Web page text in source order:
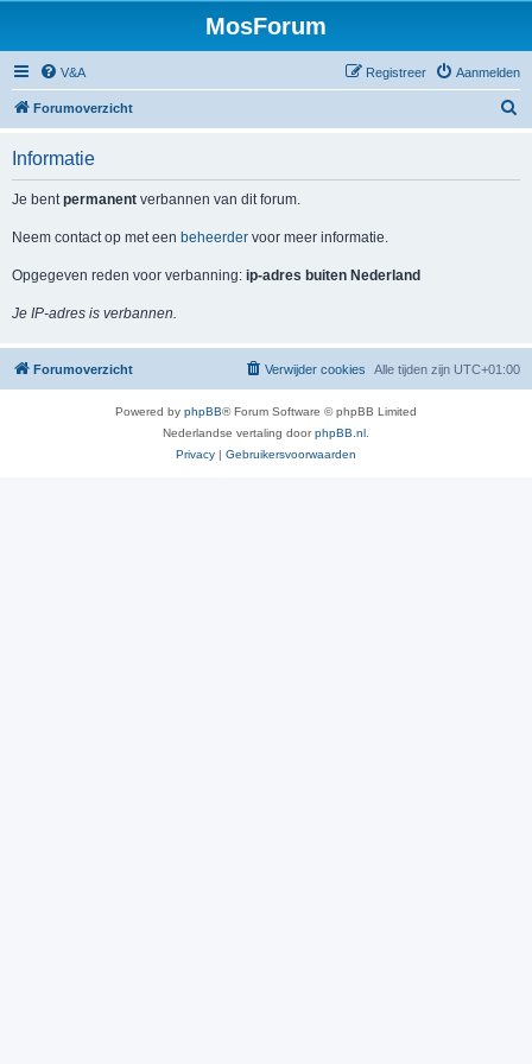
MosForum
V&A Aanmelden
Registreer
Forumoverzicht
Informatie
Je bentpermanent verbannen van dit forum.
Neem contact op met een beheerder voor meer informatie.
Opgegeven reden voor verbanning: ip-adres buiten Nederland
Je IP-adres is verbannen.
Forumoverzicht Alle tijden zijn UTC+01:00
Verwijder cookies
Powered by phpBB® Forum Software © phpBB Limited
Nederlandse vertaling doorphpBB.nl
Privacy | Gebruikersvoorwaarden